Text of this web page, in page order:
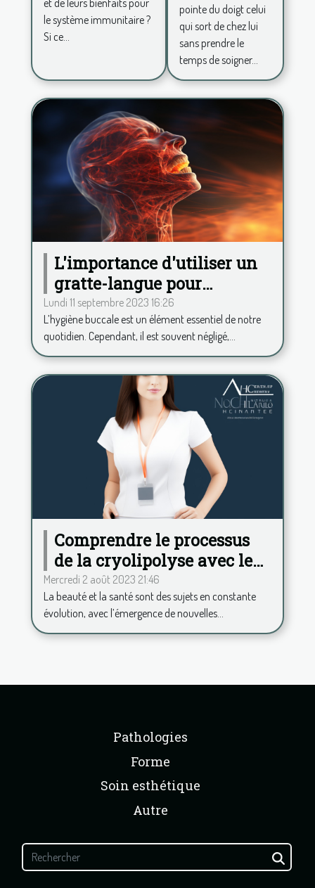
le système immunitaire ?
Si ce...
quotidien
et avoir
plus de
confiance
en soi ?
pointe du doigt celui
qui sort de chez lui
sans prendre le
temps de soigner...
L'importance d'utiliser un
gratte-langue pour
maintenir une haleine
fraîche
Lundi 11 septembre 2023 16:26
L’hygiène buccale est un élément essentiel de notre
quotidien. Cependant, il est souvent négligé,...
Comprendre le processus
de la cryolipolyse avec le
Dr. Karine Atienza
Mercredi 2 août 2023 21:46
La beauté et la santé sont des sujets en constante
évolution, avec l’émergence de nouvelles...
Pathologies
Forme
Soin esthétique
Autre